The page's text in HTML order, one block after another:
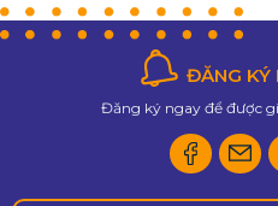
ĐĂNG KÝ
Đăng ký ngay để được